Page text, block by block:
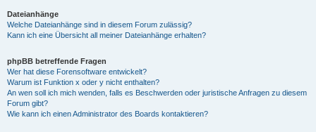
Dateianhänge
Welche Dateianhänge sind in diesem Forum zulässig?
Kann ich eine Übersicht all meiner Dateianhänge erhalten?
phpBB betreffende Fragen
Wer hat diese Forensoftware entwickelt?
Warum ist Funktion x oder y nicht enthalten?
An wen soll ich mich wenden, falls es Beschwerden oder juristische Anfragen zu diesem
Forum gibt?
Wie kann ich einen Administrator des Boards kontaktieren?